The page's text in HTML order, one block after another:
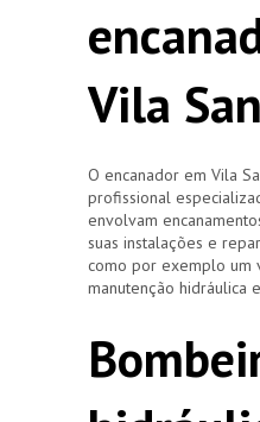
Vila
O encanador em Vila
profissional
envolvam
suas instalações e
como por exemplo um
manutenção hidráulica